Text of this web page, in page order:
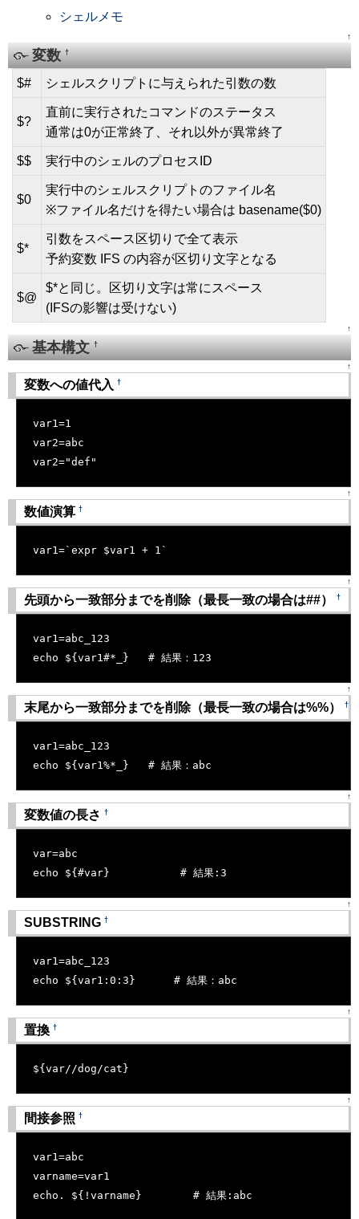
シェルメモ
↑
変数†
$# シェルスクリプトに与えられた引数の数
$?
直前に実行されたコマンドのステータス
通常は0が正常終了、それ以外が異常終了
$$ 実行中のシェルのプロセスID
$0
実行中のシェルスクリプトのファイル名
※ファイル名だけを得たい場合は basename($0)
$*
引数をスペース区切りで全て表示
予約変数 IFS の内容が区切り文字となる
$@
$*と同じ。区切り文字は常にスペース
(IFSの影響は受けない)
↑
基本構文†
↑
変数への値代入 †
var1=1
var2=abc
var2="def"
↑
数値演算 †
var1=`expr $var1 + 1`
↑
先頭から一致部分までを削除（最長一致の場合は##） †
var1=abc_123
echo ${var1#*_}   # 結果：123
[�御��]
↑
末尾から一致部分までを削除（最長一致の場合は%%） †
var1=abc_123
echo ${var1%*_}   # 結果：abc
[�御��]
↑
変数値の長さ †
var=abc
echo ${#var}           # 結果:3
↑
SUBSTRING †
var1=abc_123
echo ${var1:0:3}      # 結果：abc
↑
置換 †
${var//dog/cat}
↑
間接参照 †
var1=abc
varname=var1
echo. ${!varname}        # 結果:abc